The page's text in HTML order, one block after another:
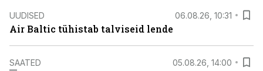
UUDISED 06.08.26, 10:31
Air Baltic tühistab talviseid lende
SAATED 05.08.26, 14:00